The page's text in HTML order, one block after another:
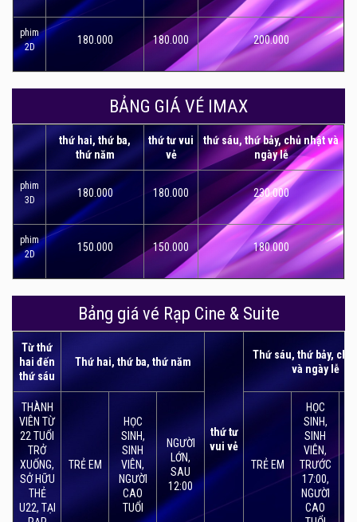
phim
2D
180.000 180.000 200.000
BẢNG GIÁ VÉ IMAX
thứ hai, thứ ba,
thứ năm
thứ tư vui
vẻ
thứ sáu, thứ bảy, chủ nhật và
ngày lễ
phim
3D
180.000 180.000 230.000
phim
2D
150.000 150.000 180.000
Bảng giá vé Rạp Cine & Suite
Từ thứ
hai đến
thứ sáu
Thứ hai, thứ ba, thứ năm
thứ tư
vui vẻ
Thứ sáu, thứ bảy, chủ
và ngày lễ
THÀNH
VIÊN TỪ
22 TUỔI
TRỞ
XUỐNG,
SỞ HỮU
THẺ
U22, TẠI
TRẺ EM
HỌC
SINH,
SINH
VIÊN,
NGƯỜI
CAO
TUỔI
NGƯỜI
LỚN,
SAU
12:00
TRẺ EM
HỌC
SINH,
SINH
VIÊN,
TRƯỚC
17:00,
NGƯỜI
CAO